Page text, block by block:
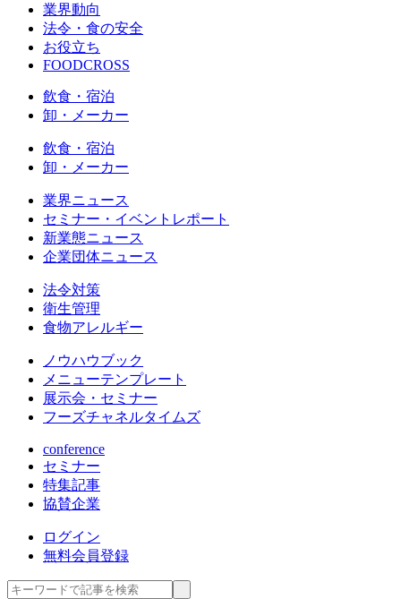
業界動向
法令・食の安全
お役立ち
FOODCROSS
飲食・宿泊
卸・メーカー
飲食・宿泊
卸・メーカー
業界ニュース
セミナー・イベントレポート
新業態ニュース
企業団体ニュース
法令対策
衛生管理
食物アレルギー
ノウハウブック
メニューテンプレート
展示会・セミナー
フーズチャネルタイムズ
conference
セミナー
特集記事
協賛企業
ログイン
無料会員登録